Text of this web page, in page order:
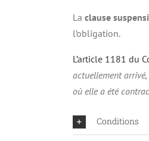
La clause
l’obligation.
L’article 1181 du
actuellement arrivé,
où elle a été
Conditions